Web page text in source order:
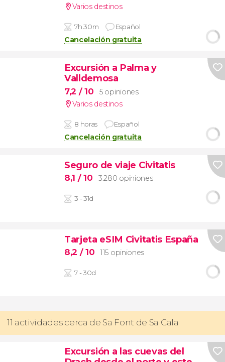
Varios destinos
7h 30m Español
Cancelación gratuita
Excursión a Palma y
Valldemosa
7,2 / 10
5 opiniones
Varios destinos
8 horas Español
Cancelación gratuita
Seguro de viaje Civitatis
8,1 / 10 3.280 opiniones
3 - 31d
Tarjeta eSIM Civitatis España
8,2 / 10 115 opiniones
7 - 30d
11 actividades cerca de Sa Font de Sa Cala
Excursión a las cuevas del